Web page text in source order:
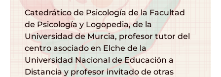
Catedrático de Psicología de la Facultad
de Psicología y Logopedia, de la
Universidad de Murcia, profesor tutor del
centro asociado en Elche de la
Universidad Nacional de Educación a
Distancia y profesor invitado de otras